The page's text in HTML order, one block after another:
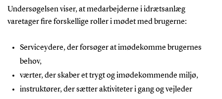
Undersøgelsen viser, at medarbejderne i idrætsanlæg
varetager fire forskellige roller i mødet med brugerne:
Serviceydere, der forsøger at imødekomme brugernes
behov,
værter, der skaber et trygt og imødekommende miljø,
instruktører, der sætter aktiviteter i gang og vejleder